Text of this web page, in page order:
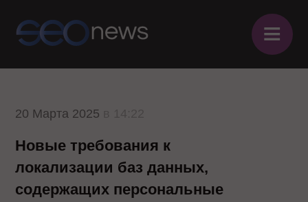
≡
20 Марта 2025
Новые требования к
локализации баз данных,
содержащих персональные